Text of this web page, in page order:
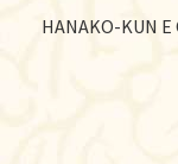
HANAKO-KUN E